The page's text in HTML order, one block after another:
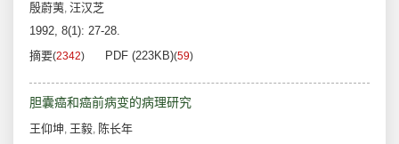
殷蔚荑, 汪汉芝
1992, 8(1): 27-28.
摘要(2342) PDF (223KB)(59)
胆囊癌和癌前病变的病理研究
王仰坤, 王毅, 陈长年